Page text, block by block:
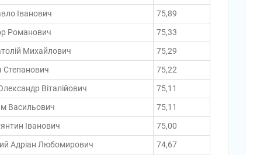
Іванович
75,89
Романович
75,33
Михайлович
75,29
Степанович
75,22
Віталійович
75,11
Васильович
75,11
Іванович
75,00
Адріан Любомирович
74,67